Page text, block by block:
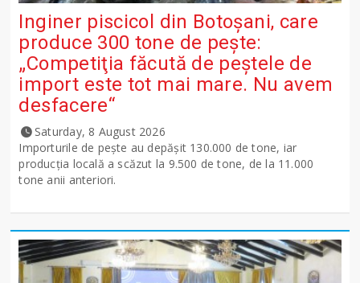
Inginer piscicol din Botoşani, care
produce 300 tone de peşte:
„Competiţia făcută de peştele de
import este tot mai mare. Nu avem
desfacere“
Saturday, 8 August 2026
Importurile de peşte au depăşit 130.000 de tone, iar
producţia locală a scăzut la 9.500 de tone, de la 11.000
tone anii anteriori.